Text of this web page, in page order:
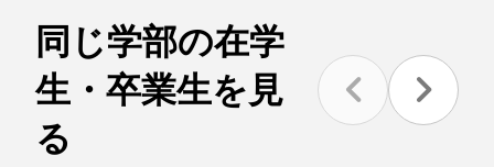
同じ学部の在学
生・卒業生を見
る